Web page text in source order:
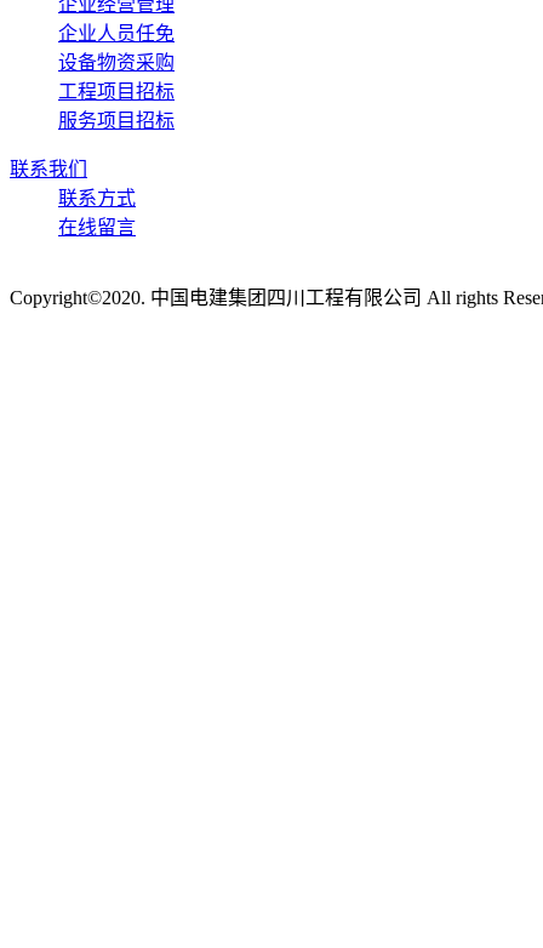
企业经营管理
企业人员任免
设备物资采购
工程项目招标
服务项目招标
联系我们
联系方式
在线留言
Copyright©2020. 中国电建集团四川工程有限公司 All rights